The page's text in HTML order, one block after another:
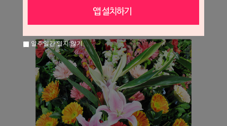
일주일간 열지 않기